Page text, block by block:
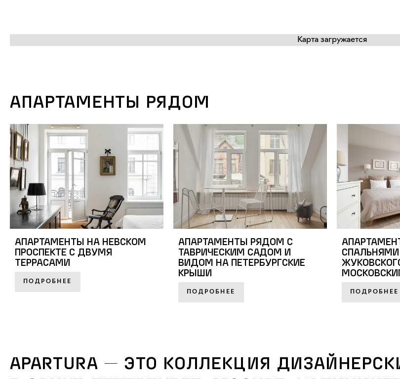
Карта загружается
АПАРТАМЕНТЫ РЯДОМ
АПАРТАМЕНТЫ НА НЕВСКОМ
ПРОСПЕКТЕ С ДВУМЯ
ТЕРРАСАМИ
ПОДРОБНЕЕ
АПАРТАМЕНТЫ РЯДОМ С
ТАВРИЧЕСКИМ САДОМ И
ВИДОМ НА ПЕТЕРБУРГСКИЕ
КРЫШИ
ПОДРОБНЕЕ ПОДРОБНЕЕ
APARTURA — ЭТО КОЛЛЕКЦИЯ